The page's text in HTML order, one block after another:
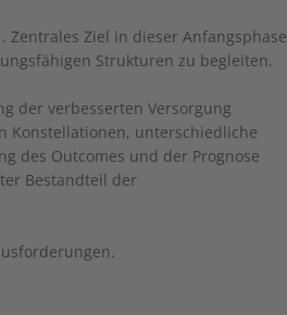
Ziel in dieser Anfangsphase
Strukturen zu begleiten.
der verbesserten Versorgung
Konstellationen, unterschiedliche
des Outcomes und der Prognose
Bestandteil der